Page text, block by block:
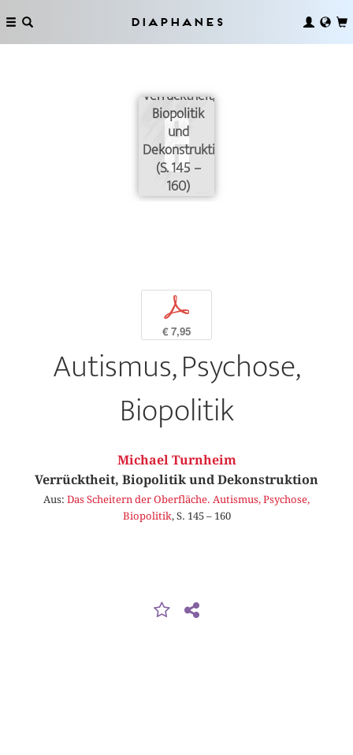
Diaphanes
Verrücktheit,
Biopolitik
und
Dekonstruktion
(S. 145 –
160)
p
€ 7,95
Autismus, Psychose,
Biopolitik
Michael Turnheim
Verrücktheit, Biopolitik und Dekonstruktion
Aus: Das Scheitern der Oberfläche. Autismus, Psychose,
Biopolitik, S. 145 – 160